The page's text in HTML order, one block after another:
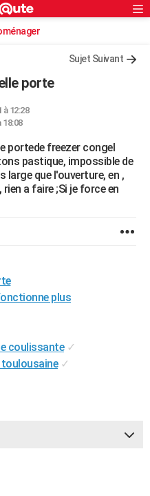
Sujet Suivant
porte
12:28
18:08
portede freezer congel
pastique, impossible de
large que l'ouverture, en ,
a faire ;Si je force en
plus
coulissante ✓
✓